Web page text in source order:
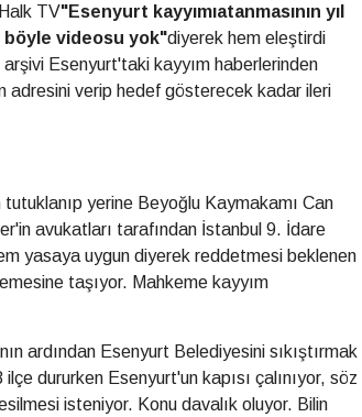
TV"Esenyurt kayyımıatanmasının yıl
böyle videosu yok"diyerek hem eleştirdi
Esenyurt'taki kayyım haberlerinden
adresini verip hedef gösterecek kadar ileri
yerine Beyoğlu Kaymakamı Can
avukatları tarafından İstanbul 9. İdare
yasaya uygun diyerek reddetmesi beklenen
taşıyor. Mahkeme kayyım
ardından Esenyurt Belediyesini sıkıştırmak
dururken Esenyurt'un kapısı çalınıyor, söz
isteniyor. Konu davalık oluyor. Bilin